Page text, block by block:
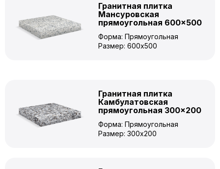
Гранитная плитка
Мансуровская
прямоугольная 600×500
Форма: Прямоугольная
Размер: 600x500
Гранитная плитка
Камбулатовская
прямоугольная 300×200
Форма: Прямоугольная
Размер: 300x200